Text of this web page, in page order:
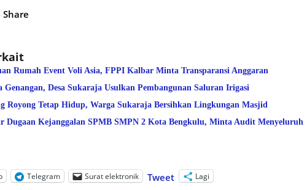
Share
Rumah Event Voli Asia, FPPI Kalbar Minta Transparansi Anggaran
Genangan, Desa Sukaraja Usulkan Pembangunan Saluran Irigasi
Royong Tetap Hidup, Warga Sukaraja Bersihkan Lingkungan Masjid
Dugaan Kejanggalan SPMB SMPN 2 Kota Bengkulu, Minta Audit Menyeluruh
Telegram Surat elektronik Tweet Lagi